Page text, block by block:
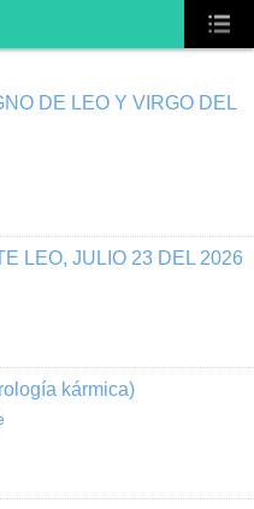
DE LEO Y VIRGO DEL
LEO, JULIO 23 DEL 2026
kármica)